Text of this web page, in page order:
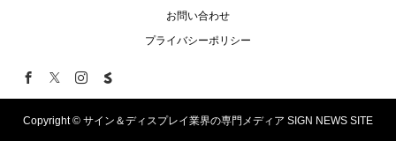
お問い合わせ
プライバシーポリシー
Copyright © サイン＆ディスプレイ業界の専門メディア SIGN NEWS SITE